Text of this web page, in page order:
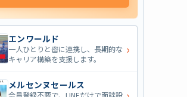
エンワールド
一人ひとりと密に連携し、長期的な
キャリア構築を支援します。
›
メルセンヌセールス